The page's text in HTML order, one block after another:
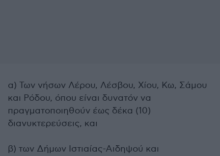
α) Των νήσων Λέρου, Λέσβου, Χίου, Κω, Σάμου
και Ρόδου, όπου είναι δυνατόν να
πραγματοποιηθούν έως δέκα (10)
διανυκτερεύσεις, και
β) των Δήμων Ιστιαίας-Αιδηψού και